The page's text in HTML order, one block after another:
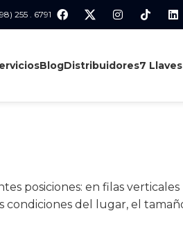
255 . 6791
BlogDistribuidores7
posiciones: en filas
del lugar, el